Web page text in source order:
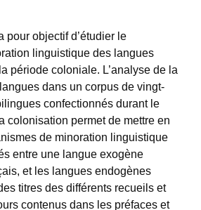
pour objectif d’étudier le
linguistique des langues
période coloniale. L’analyse de la
dans un corpus de vingt-
confectionnés durant le
colonisation permet de mettre en
de minoration linguistique
entre une langue exogène
et les langues endogènes
titres des différents recueils et
contenus dans les préfaces et